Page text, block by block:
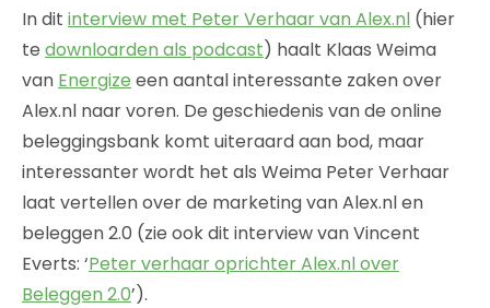
In dit interview met Peter Verhaar van Alex.nl (hier
te downloarden als podcast) haalt Klaas Weima
van Energize een aantal interessante zaken over
Alex.nl naar voren. De geschiedenis van de online
beleggingsbank komt uiteraard aan bod, maar
interessanter wordt het als Weima Peter Verhaar
laat vertellen over de marketing van Alex.nl en
beleggen 2.0 (zie ook dit interview van Vincent
Everts: ‘Peter verhaar oprichter Alex.nl over
Beleggen 2.0’).